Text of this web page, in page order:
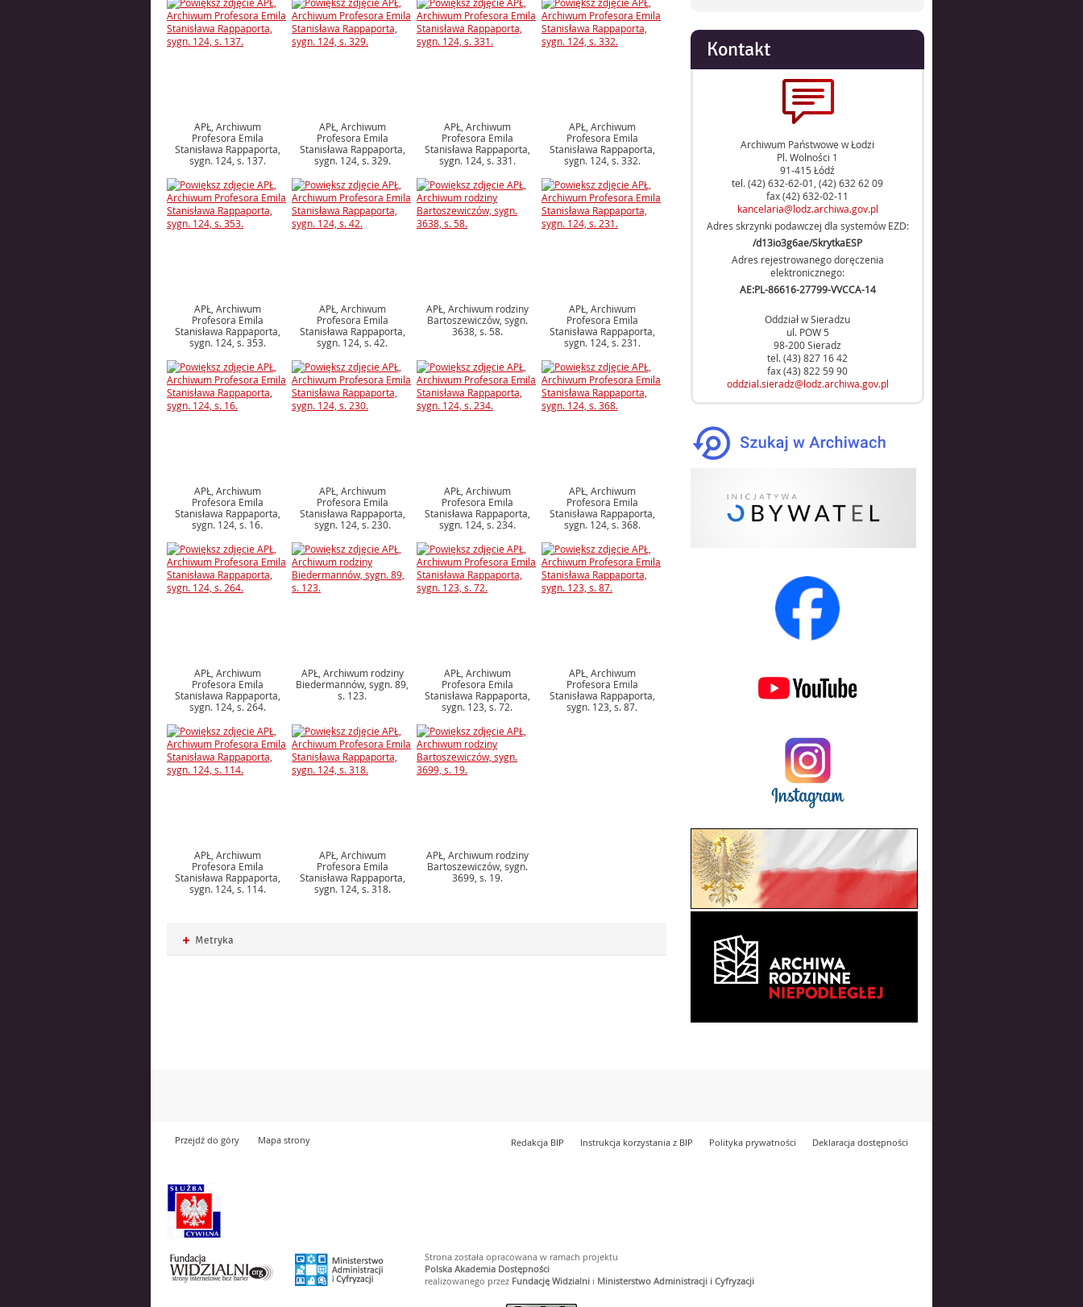
APŁ, Archiwum
Profesora Emila
Stanisława Rappaporta,
sygn. 124, s. 137.
APŁ, Archiwum
Profesora Emila
Stanisława Rappaporta,
sygn. 124, s. 329.
APŁ, Archiwum
Profesora Emila
Stanisława Rappaporta,
sygn. 124, s. 331.
APŁ, Archiwum
Profesora Emila
Stanisława Rappaporta,
sygn. 124, s. 332.
APŁ, Archiwum
Profesora Emila
Stanisława Rappaporta,
sygn. 124, s. 353.
APŁ, Archiwum
Profesora Emila
Stanisława Rappaporta,
sygn. 124, s. 42.
APŁ, Archiwum rodziny
Bartoszewiczów, sygn.
3638, s. 58.
APŁ, Archiwum
Profesora Emila
Stanisława Rappaporta,
sygn. 124, s. 231.
APŁ, Archiwum
Profesora Emila
Stanisława Rappaporta,
sygn. 124, s. 16.
APŁ, Archiwum
Profesora Emila
Stanisława Rappaporta,
sygn. 124, s. 230.
APŁ, Archiwum
Profesora Emila
Stanisława Rappaporta,
sygn. 124, s. 234.
APŁ, Archiwum
Profesora Emila
Stanisława Rappaporta,
sygn. 124, s. 368.
APŁ, Archiwum
Profesora Emila
Stanisława Rappaporta,
sygn. 124, s. 264.
APŁ, Archiwum rodziny
Biedermannów, sygn. 89,
s. 123.
APŁ, Archiwum
Profesora Emila
Stanisława Rappaporta,
sygn. 123, s. 72.
APŁ, Archiwum
Profesora Emila
Stanisława Rappaporta,
sygn. 123, s. 87.
APŁ, Archiwum
Profesora Emila
Stanisława Rappaporta,
sygn. 124, s. 114.
APŁ, Archiwum
Profesora Emila
Stanisława Rappaporta,
sygn. 124, s. 318.
APŁ, Archiwum rodziny
Bartoszewiczów, sygn.
3699, s. 19.
Rozwiń
Metryka
Kontakt
Archiwum Państwowe w Łodzi
Pl. Wolności 1
91-415 Łódź
tel. (42) 632-62-01, (42) 632 62 09
fax (42) 632-02-11
kancelaria@lodz.archiwa.gov.pl
Adres skrzynki podawczej dla systemów EZD:
/d13io3g6ae/SkrytkaESP
Adres rejestrowanego doręczenia
elektronicznego:
AE:PL-86616-27799-VVCCA-14
Oddział w Sieradzu
ul. POW 5
98-200 Sieradz
tel. (43) 827 16 42
fax (43) 822 59 90
oddzial.sieradz@lodz.archiwa.gov.pl
Przejdź do góry Mapa strony Redakcja BIP Instrukcja korzystania z BIP Polityka prywatności Deklaracja dostępności
Strona została opracowana w ramach projektu
Polska Akademia Dostępności
realizowanego przez Fundację Widzialni i Ministerstwo Administracji i Cyfryzacji